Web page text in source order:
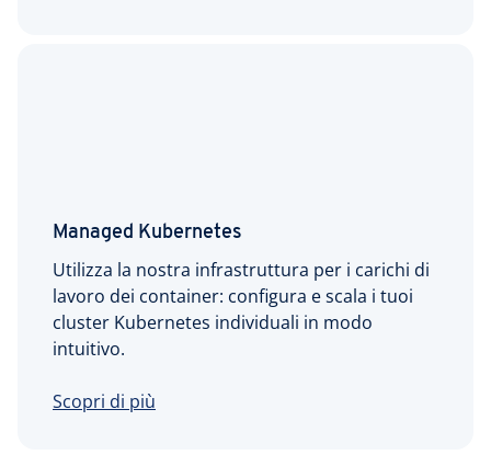
Managed Kubernetes
Utilizza la nostra infrastruttura per i carichi di
lavoro dei container: configura e scala i tuoi
cluster Kubernetes individuali in modo
intuitivo.
Scopri di più